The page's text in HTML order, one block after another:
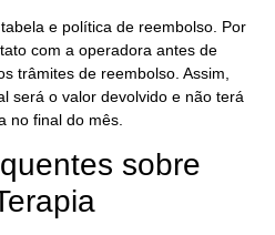
e política de reembolso. Por
com a operadora antes de
trâmites de reembolso. Assim,
será o valor devolvido e não terá
no final do mês.
sobre